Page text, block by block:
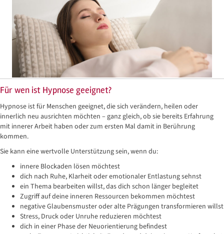
Für wen ist Hypnose geeignet?
Hypnose ist für Menschen geeignet, die sich verändern, heilen oder
innerlich neu ausrichten möchten – ganz gleich, ob sie bereits Erfahrung
mit innerer Arbeit haben oder zum ersten Mal damit in Berührung
kommen.
Sie kann eine wertvolle Unterstützung sein, wenn du:
innere Blockaden lösen möchtest
dich nach Ruhe, Klarheit oder emotionaler Entlastung sehnst
ein Thema bearbeiten willst, das dich schon länger begleitet
Zugriff auf deine inneren Ressourcen bekommen möchtest
negative Glaubensmuster oder alte Prägungen transformieren willst
Stress, Druck oder Unruhe reduzieren möchtest
dich in einer Phase der Neuorientierung befindest